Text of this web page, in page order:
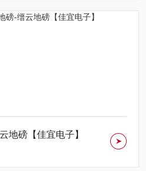
地磅【佳宜电子】